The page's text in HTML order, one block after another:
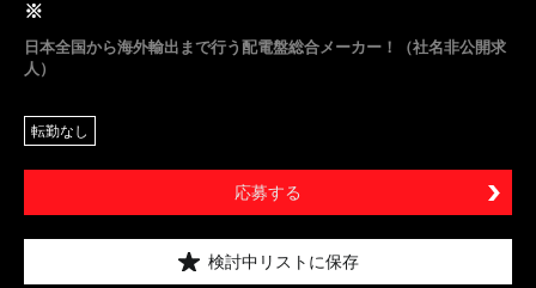
※
日本全国から海外輸出まで行う配電盤総合メーカー！（社名非公開求
人）
転勤なし
応募する
検討中リストに保存